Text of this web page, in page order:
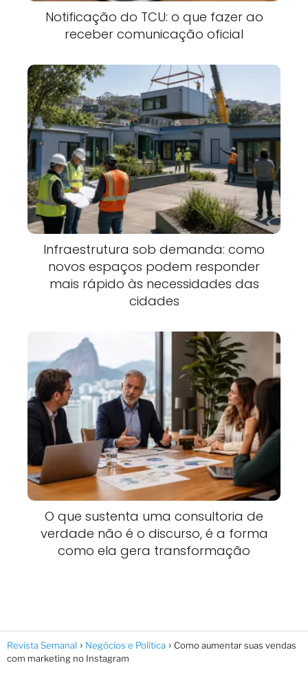
Notificação do TCU: o que fazer ao
receber comunicação oficial
Infraestrutura sob demanda: como
novos espaços podem responder
mais rápido às necessidades das
cidades
O que sustenta uma consultoria de
verdade não é o discurso, é a forma
como ela gera transformação
Revista Semanal Negócios e Política
Como aumentar suas vendas
com marketing no Instagram